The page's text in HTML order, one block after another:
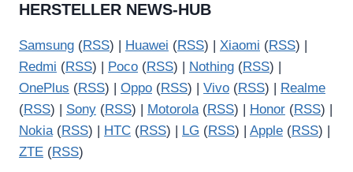
HERSTELLER NEWS-HUB
Samsung (RSS) | Huawei (RSS) | Xiaomi (RSS) |
Redmi (RSS) | Poco (RSS) | Nothing (RSS) |
OnePlus (RSS) | Oppo (RSS) | Vivo (RSS) |
Realme
(RSS) | Sony (RSS) | Motorola(RSS) | Honor (RSS) |
Nokia(RSS) | HTC (RSS) | LG (RSS) | Apple (RSS) |
ZTE (RSS)